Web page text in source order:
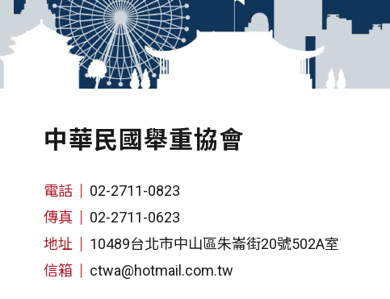
中華民國舉重協會
電話
02-2711-0823
傳真
02-2711-0623
地址
10489台北市中山區朱崙街20號502A室
信箱
ctwa@hotmail.com.tw